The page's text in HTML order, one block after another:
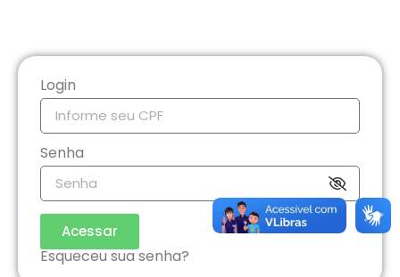
Login
Senha
Acessar
Esqueceu sua senha?